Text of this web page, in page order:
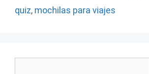
quiz, mochilas para viajes